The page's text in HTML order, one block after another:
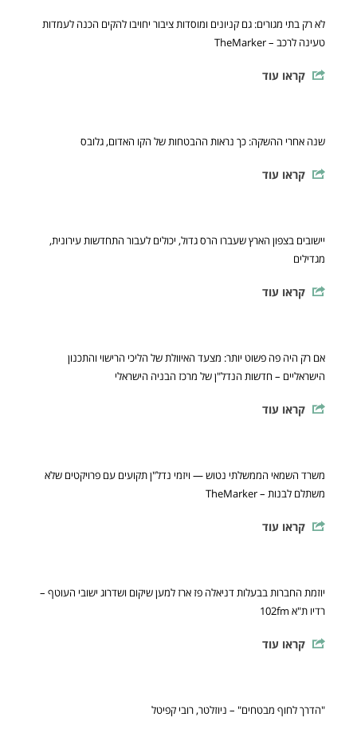
לא רק בתי מגורים: גם קניונים ומוסדות ציבור יחויבו להקים הכנה לעמדות
טעינה לרכב – TheMarker
קראו עוד
שנה אחרי ההשקה: כך נראות ההבטחות של הקו האדום, גלובס
קראו עוד
יישובים בצפון הארץ שעברו הרס גדול, יכולים לעבור התחדשות עירונית,
מגדילים
קראו עוד
אם רק היה פה פשוט יותר: מצעד האיוולת של הליכי הרישוי והתכנון
הישראליים – חדשות הנדל"ן של מרכז הבניה הישראלי
קראו עוד
משרד השמאי הממשלתי נטוש — ויזמי נדל"ן תקועים עם פרויקטים שלא
משתלם לבנות – TheMarker
קראו עוד
יוזמת החברות בבעלות דניאלה פז ארז למען שיקום ושדרוג ישובי העוטף –
רדיו ת"א 102fm
קראו עוד
"הדרך לחוף מבטחים" – ניוזלטר, רובי קפיטל